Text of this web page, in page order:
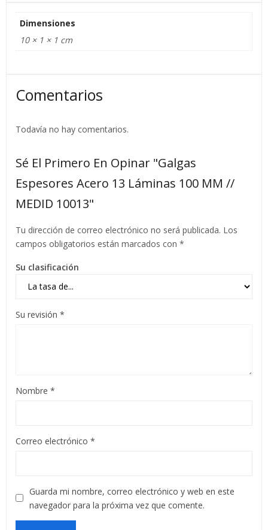
Dimensiones
10 × 1 × 1 cm
Comentarios
Todavía no hay comentarios.
Sé El Primero En Opinar "Galgas
Espesores Acero 13 Láminas 100 MM //
MEDID 10013"
Tu dirección de correo electrónico no será publicada. Los
campos obligatorios están marcados con *
Su clasificación
Su revisión *
Nombre *
Correo electrónico *
Guarda mi nombre, correo electrónico y web en este
navegador para la próxima vez que comente.